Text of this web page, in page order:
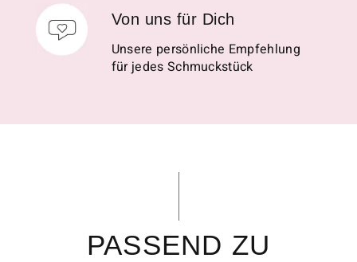
Von uns für Dich
Unsere persönliche Empfehlung
für jedes Schmuckstück
PASSEND ZU